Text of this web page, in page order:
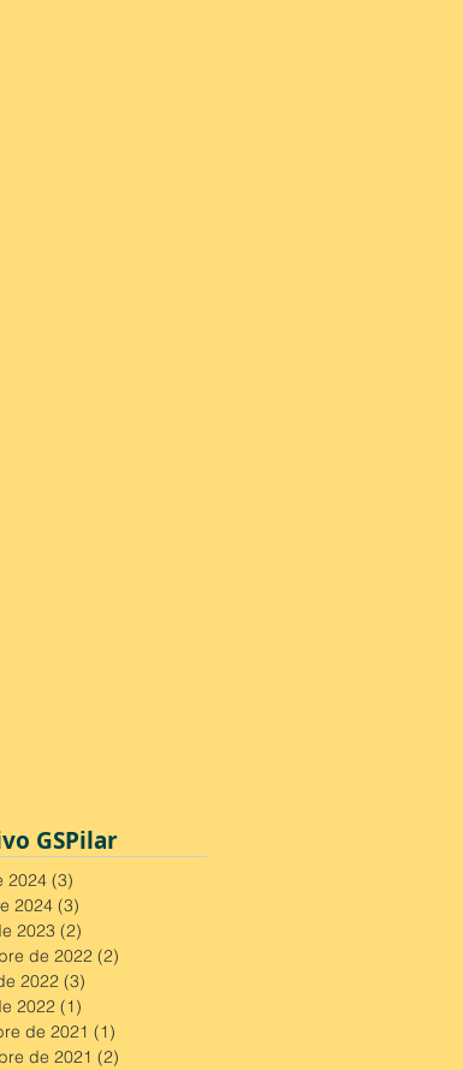
GSPilar
2024 (3)
2024 (3)
2023 (2)
de 2022 (2)
2022 (3)
2022 (1)
de 2021 (1)
de 2021 (2)